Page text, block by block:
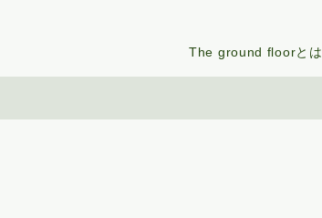
The ground floorとは